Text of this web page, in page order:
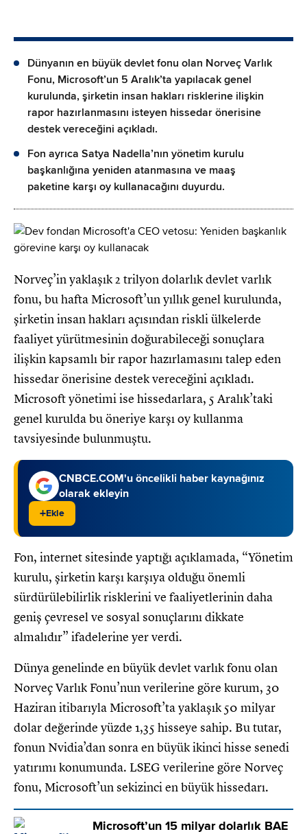
Dünyanın en büyük devlet fonu olan Norveç Varlık
Fonu, Microsoft’un 5 Aralık’ta yapılacak genel
kurulunda, şirketin insan hakları risklerine ilişkin
rapor hazırlanmasını isteyen hissedar önerisine
destek vereceğini açıkladı.
Fon ayrıca Satya Nadella’nın yönetim kurulu
başkanlığına yeniden atanmasına ve maaş
paketine karşı oy kullanacağını duyurdu.
Norveç’in yaklaşık 2 trilyon dolarlık devlet varlık
fonu, bu hafta Microsoft’un yıllık genel kurulunda,
şirketin insan hakları açısından riskli ülkelerde
faaliyet yürütmesinin doğurabileceği sonuçlara
ilişkin kapsamlı bir rapor hazırlamasını talep eden
hissedar önerisine destek vereceğini açıkladı.
Microsoft yönetimi ise hissedarlara, 5 Aralık’taki
genel kurulda bu öneriye karşı oy kullanma
tavsiyesinde bulunmuştu.
CNBCE.COM'u öncelikli haber kaynağınız
olarak ekleyin
+Ekle
Fon, internet sitesinde yaptığı açıklamada, “Yönetim
kurulu, şirketin karşı karşıya olduğu önemli
sürdürülebilirlik risklerini ve faaliyetlerinin daha
geniş çevresel ve sosyal sonuçlarını dikkate
almalıdır” ifadelerine yer verdi.
Dünya genelinde en büyük devlet varlık fonu olan
Norveç Varlık Fonu’nun verilerine göre kurum, 30
Haziran itibarıyla Microsoft’ta yaklaşık 50 milyar
dolar değerinde yüzde 1,35 hisseye sahip. Bu tutar,
fonun Nvidia’dan sonra en büyük ikinci hisse senedi
yatırımı konumunda. LSEG verilerine göre Norveç
fonu, Microsoft’un sekizinci en büyük hissedarı.
Microsoft’un 15 milyar dolarlık BAE